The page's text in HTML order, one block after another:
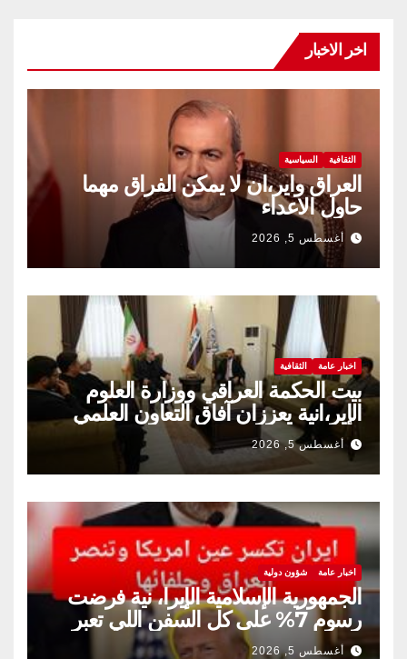
اخر الاخبار
الثقافية السياسية
العراق واير،ان لا يمكن الفراق مهما
حاول الاعداء
أغسطس 5, 2026
اخبار عامة الثقافية
بيت الحكمة العراقي ووزارة العلوم
الإير،انية يعززان آفاق التعاون العلمي
والثقافي.
أغسطس 5, 2026
اخبار عامة شؤون دولية
الجمهورية الإسلامية الإيرا، نية فرضت
رسوم 7% على كل السفن اللي تعبر
مضيق هرمز
أغسطس 5, 2026